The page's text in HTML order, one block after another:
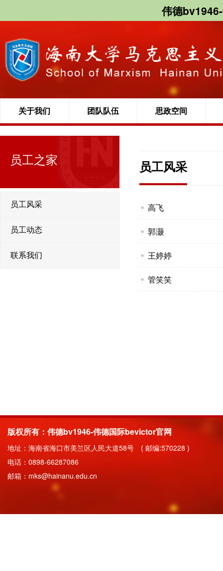
伟德
关于我们 团队队伍 思政空间
员工之家
员工风采
员工动态
联系我们
员工风采
高飞
郭灏
王婷婷
管笑笑
版权所有：伟德bv1946-伟德国际bevictor官网
地址：海南省海口市美兰区人民大道58号 ( 邮编:570228 )
电话：0898-66287086
邮箱：mks@hainanu.edu.cn